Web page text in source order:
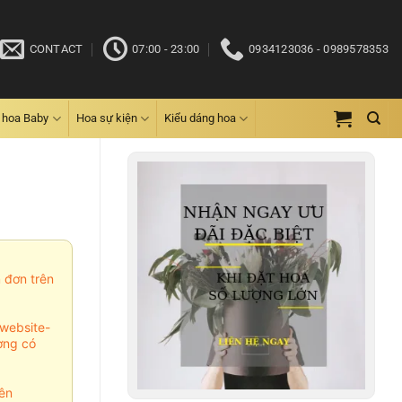
CONTACT 07:00 - 23:00 0934123036 - 0989578353
hoa Baby Hoa sự kiện Kiểu dáng hoa
đơn trên
có